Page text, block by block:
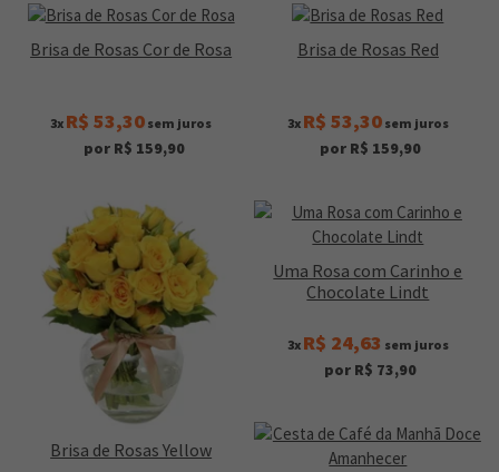
Brisa de Rosas Cor de Rosa
3x R$ 53,30 sem juros
por R$ 159,90
Brisa de Rosas Red
3x R$ 53,30sem juros
por R$ 159,90
Brisa de Rosas Yellow
Uma Rosa com Carinho e
Chocolate Lindt
3x R$ 24,63 sem juros
por R$ 73,90